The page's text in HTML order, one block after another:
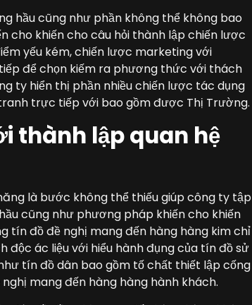
hầu cũng như phần không thể không bao
cho khiến cho câu hỏi thành lập chiến lược
yếu kém, chiến lược marketing với
để chọn kiếm ra phương thức với thách
ty hiển thị phần nhiều chiến lược tác dụng
trực tiếp với bao gồm được Thị Trường.
thành lập quan hệ
là bước không thể thiếu giúp công ty tập
cũng như phương pháp khiến cho khiến
tín đồ đề nghị mang đến hàng hàng kim chỉ
độc ác liệu với hiểu hành đụng của tín đồ sử
tín đồ dân bao gồm tố chất thiết lập cống
mang đến hàng hàng hành khách.